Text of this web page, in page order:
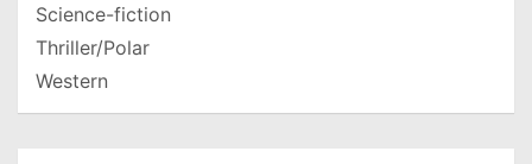
Science-fiction
Thriller/Polar
Western